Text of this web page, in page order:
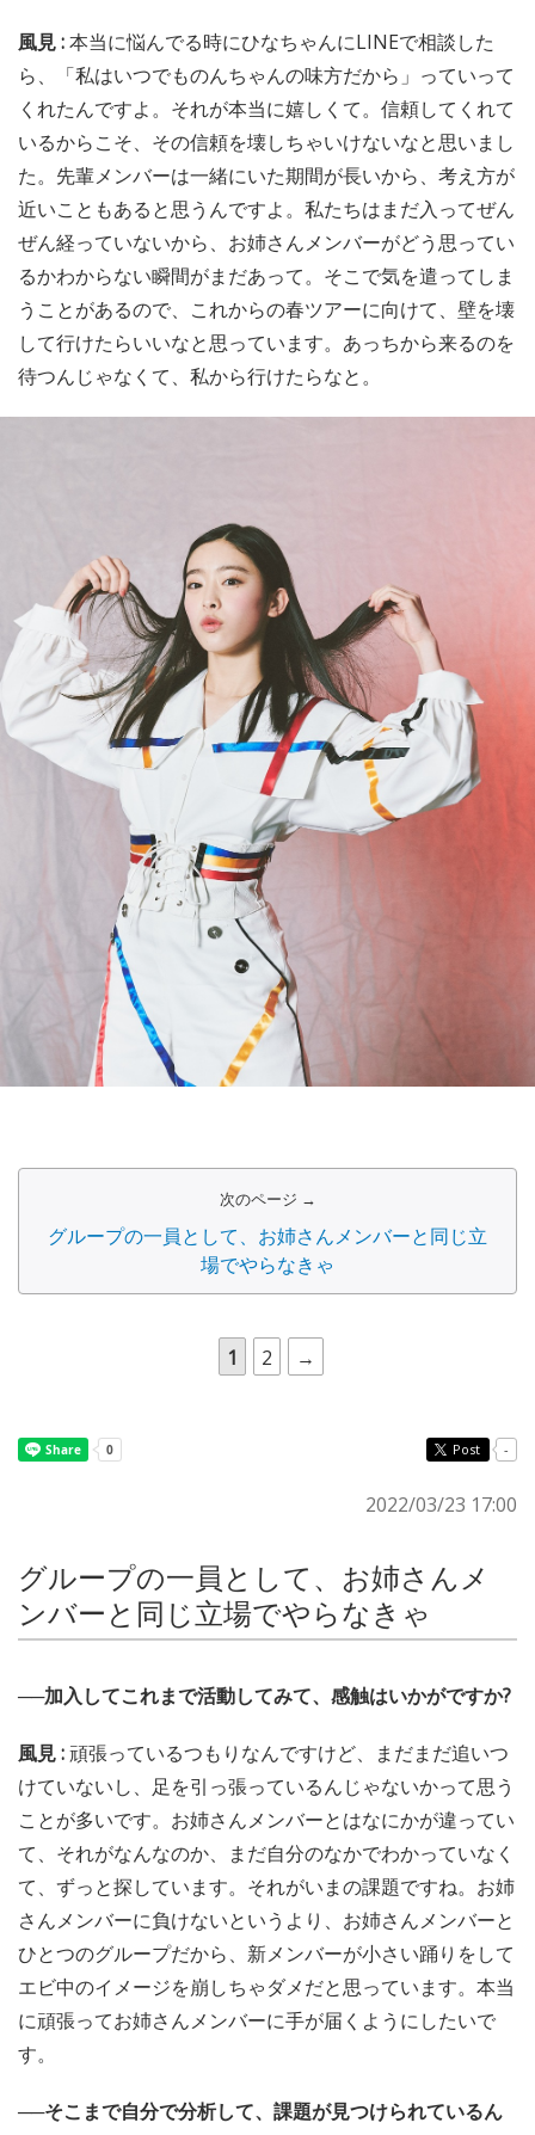
風見 :本当に悩んでる時にひなちゃんにLINEで相談した
ら、「私はいつでものんちゃんの味方だから」っていって
くれたんですよ。それが本当に嬉しくて。信頼してくれて
いるからこそ、その信頼を壊しちゃいけないなと思いまし
た。先輩メンバーは一緒にいた期間が長いから、考え方が
近いこともあると思うんですよ。私たちはまだ入ってぜん
ぜん経っていないから、お姉さんメンバーがどう思ってい
るかわからない瞬間がまだあって。そこで気を遣ってしま
うことがあるので、これからの春ツアーに向けて、壁を壊
して行けたらいいなと思っています。あっちから来るのを
待つんじゃなくて、私から行けたらなと。
次のページ →
グループの一員として、お姉さんメンバーと同じ立
場でやらなきゃ
1 2 →
Post -
2022/03/23 17:00
グループの一員として、お姉さんメ
ンバーと同じ立場でやらなきゃ
──加入してこれまで活動してみて、感触はいかがですか?
風見 :頑張っているつもりなんですけど、まだまだ追いつ
けていないし、足を引っ張っているんじゃないかって思う
ことが多いです。お姉さんメンバーとはなにかが違ってい
て、それがなんなのか、まだ自分のなかでわかっていなく
て、ずっと探しています。それがいまの課題ですね。お姉
さんメンバーに負けないというより、お姉さんメンバーと
ひとつのグループだから、新メンバーが小さい踊りをして
エビ中のイメージを崩しちゃダメだと思っています。本当
に頑張ってお姉さんメンバーに手が届くようにしたいで
す。
──そこまで自分で分析して、課題が見つけられているん